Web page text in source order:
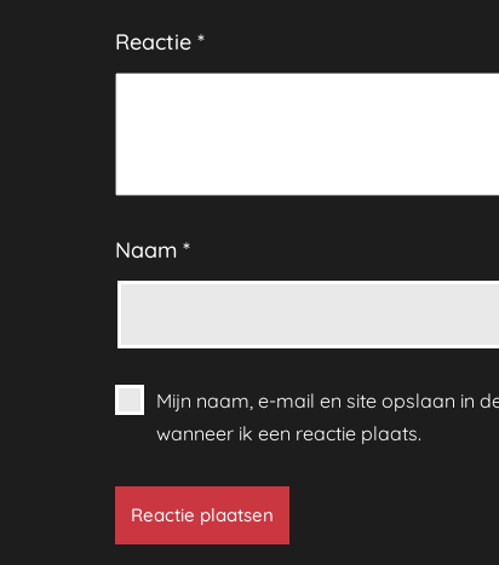
Reactie *
Naam *
Mijn naam, e-mail en site opslaan in
wanneer ik een reactie plaats.